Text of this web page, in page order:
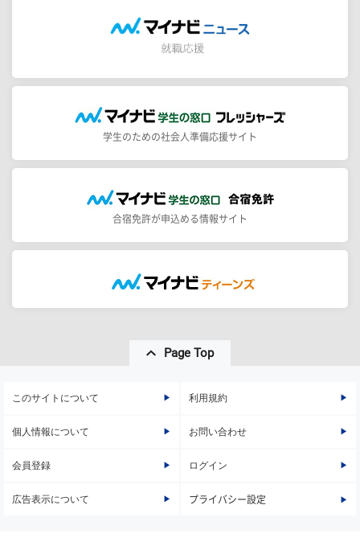
学生のための社会人準備応援サイト
合宿免許が申込める情報サイト
Page Top
このサイトについて 利用規約
個人情報について お問い合わせ
会員登録 ログイン
広告表示について プライバシー設定